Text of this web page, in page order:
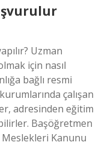
Uzman
için nasıl
bağlı resmi
çalışan
adresinden eğitim
Başöğretmen
Kanunu